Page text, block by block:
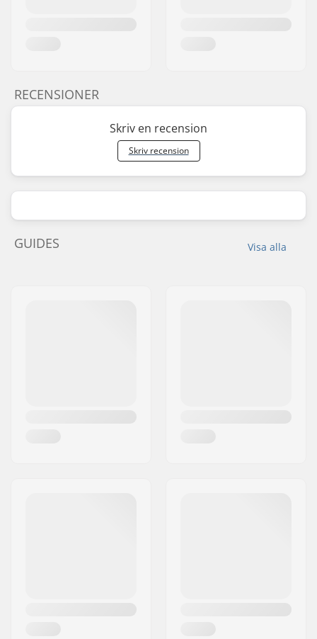
RECENSIONER
Skriv en recension
Skriv recension
Visa alla
GUIDES